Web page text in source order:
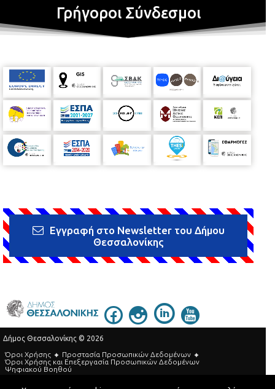
Γρήγοροι Σύνδεσμοι
Εγγραφή στο Newsletter του Δήμου
Θεσσαλονίκης
Δήμος Θεσσαλονίκης © 2026
Όροι Χρήσης
Προστασία Προσωπικών Δεδομένων
Όροι Xρήσης και Eπεξεργασία Προσωπικών Δεδομένων
Ψηφιακού Βοηθού
Τηλεφωνικός Κατάλογος